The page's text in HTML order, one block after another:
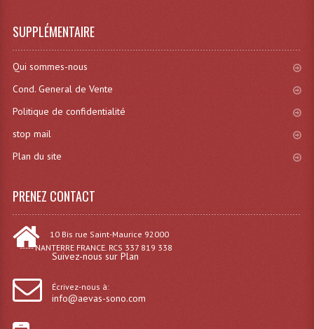
Boules À Facettes
Effets Lumineux À Leds
SUPPLÉMENTAIRE
Qui sommes-nous
Cond. General de Vente
Politique de confidentialité
stop mail
Plan du site
PRENEZ CONTACT
10 Bis rue Saint-Maurice 92000
----- NANTERRE FRANCE. RCS 337 819 338
Suivez-nous sur Plan
Écrivez-nous à:
info@aevas-sono.com